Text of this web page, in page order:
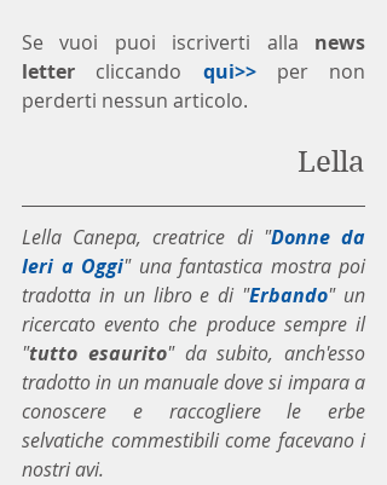
Se vuoi puoi iscriverti alla news
letter cliccando qui>> per non
perderti nessun articolo.
Lella
Lella Canepa, creatrice di "Donne da
Ieri a Oggi" una fantastica mostra poi
tradotta in un libro e di "Erbando" un
ricercato evento che produce sempre il
"tutto esaurito" da subito, anch'esso
tradotto in un manuale dove si impara a
conoscere e raccogliere le erbe
selvatiche commestibili come facevano i
nostri avi.